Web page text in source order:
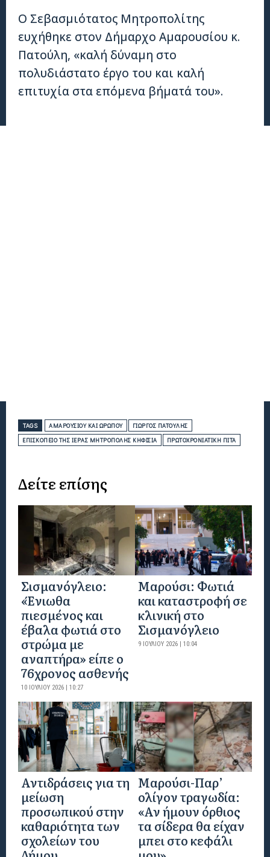
Ο Σεβασμιότατος Μητροπολίτης
ευχήθηκε στον Δήμαρχο Αμαρουσίου κ.
Πατούλη, «καλή δύναμη στο
πολυδιάστατο έργο του και καλή
επιτυχία στα επόμενα βήματά του».
TAGS ΑΜΑΡΟΥΣΊΟΥ ΚΑΙ ΩΡΩΠΟΎ
ΓΙΏΡΓΟΣ ΠΑΤΟΎΛΗΣ
ΕΠΙΣΚΟΠΕΊΟ ΤΗΣ ΙΕΡΆΣ ΜΗΤΡΌΠΟΛΗΣ ΚΗΦΙΣΙΆ
ΠΡΩΤΟΧΡΟΝΙΆΤΙΚΗ ΠΊΤΑ
Δείτε επίσης
Σισμανόγλειο:
«Ένιωθα
πιεσμένος και
έβαλα φωτιά στο
στρώμα με
αναπτήρα» είπε ο
76χρονος ασθενής
10 ΙΟΥΛΊΟΥ 2026 | 10:27
Μαρούσι: Φωτιά
και καταστροφή σε
κλινική στο
Σισμανόγλειο
9 ΙΟΥΛΊΟΥ 2026 | 10:04
Αντιδράσεις για τη
μείωση
προσωπικού στην
καθαριότητα των
σχολείων του
Μαρούσι-Παρ’
ολίγον τραγωδία:
«Αν ήμουν όρθιος
τα σίδερα θα είχαν
μπει στο κεφάλι